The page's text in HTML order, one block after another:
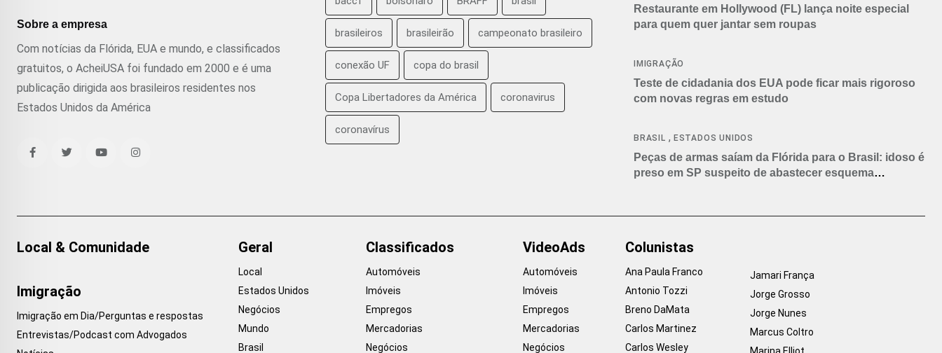
Sobre a empresa
Com notícias da Flórida, EUA e mundo, e classificados
gratuitos, o AcheiUSA foi fundado em 2000 e é uma
publicação dirigida aos brasileiros residentes nos
Estados Unidos da América
brasileiros brasileirão campeonato brasileiro
conexão UF copa do brasil
Copa Libertadores da América coronavirus
coronavírus
Restaurante em Hollywood (FL) lança noite especial
para quem quer jantar sem roupas
IMIGRAÇÃO
Teste de cidadania dos EUA pode ficar mais rigoroso
com novas regras em estudo
BRASIL , ESTADOS UNIDOS
Peças de armas saíam da Flórida para o Brasil: idoso é
preso em SP suspeito de abastecer esquema
Local & Comunidade
Imigração
Imigração em Dia/Perguntas e respostas
Entrevistas/Podcast com Advogados
Geral
Local
Estados Unidos
Negócios
Mundo
Brasil
Classificados
Automóveis
Imóveis
Empregos
Mercadorias
Negócios
VideoAds
Automóveis
Imóveis
Empregos
Mercadorias
Negócios
Colunistas
Ana Paula Franco
Antonio Tozzi
Breno DaMata
Carlos Martinez
Carlos Wesley
Jamari França
Jorge Grosso
Jorge Nunes
Marcus Coltro